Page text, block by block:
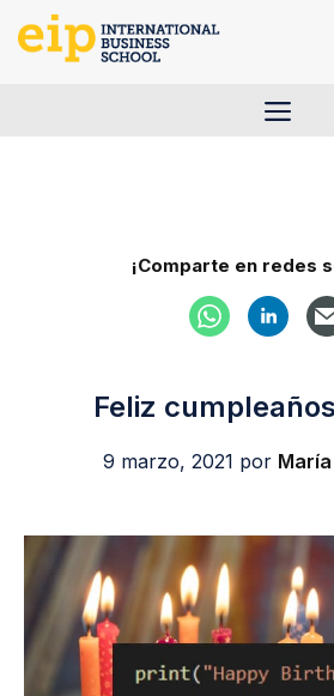
Saltar
¡Comparte en redes
Feliz
9 marzo, 2021 por